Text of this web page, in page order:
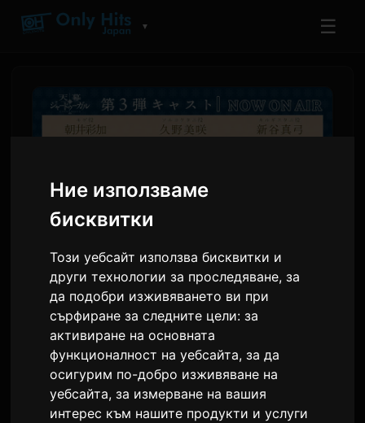
Ние използваме
бисквитки
Този уебсайт използва бисквитки и
други технологии за проследяване, за
да подобри изживяването ви при
сърфиране за следните цели:за
активиране на основната
функционалност на уебсайта,за да
осигурим по-добро изживяване на
уебсайта,за измерване на вашия
интерес към нашите продукти и услуги
▼ ☰
Tenmaku no Jaadugar
разкрива нови гласови и
PV за арка "Монголия"
ОтSam
9 юли 2026
Преведено от английски
1,598 просмотра